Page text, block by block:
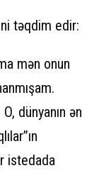
təqdim edir:
mən onun
dünyanın ən
istedada